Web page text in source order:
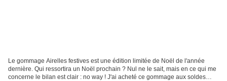
Le gommage Airelles festives est une édition limitée de Noël de l'année
dernière. Qui ressortira un Noël prochain ? Nul ne le sait, mais en ce qui me
concerne le bilan est clair : no way ! J'ai acheté ce gommage aux soldes